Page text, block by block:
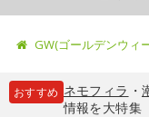
GW(ゴールデンウィ
おすすめ ネモフィラ ・
情報を大特集